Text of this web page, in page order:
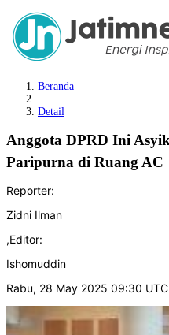
Beranda
Detail
Anggota DPRD Ini
Paripurna di Ruang AC
Reporter:
Zidni Ilman
,Editor:
Ishomuddin
Rabu, 28 May 2025 09:30 UTC